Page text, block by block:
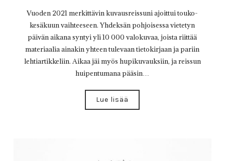
Vuoden 2021 merkittävin kuvausreissuni ajoittui touko-
kesäkuun vaihteeseen. Yhdeksän pohjoisessa vietetyn
päivän aikana syntyi yli 10 000 valokuvaa, joista riittää
materiaalia ainakin yhteen tulevaan tietokirjaan ja pariin
lehtiartikkeliin. Aikaa jäi myös hupikuvauksiin, ja reissun
huipentumana pääsin…
Lue lisää